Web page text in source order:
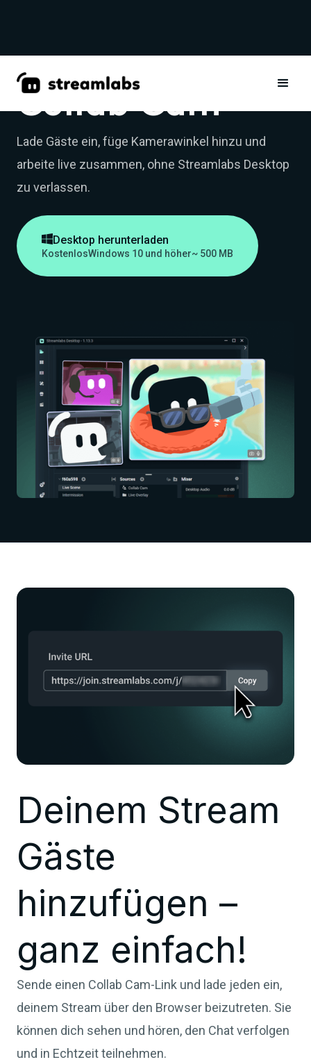
Collab Cam
Lade Gäste ein, füge Kamerawinkel hinzu und
arbeite live zusammen, ohne Streamlabs Desktop
zu verlassen.
Desktop herunterladen
KostenlosWindows 10 und höher~ 500 MB
Deinem Stream
Gäste
hinzufügen –
ganz einfach!
Sende einen Collab Cam-Link und lade jeden ein,
deinem Stream über den Browser beizutreten. Sie
können dich sehen und hören, den Chat verfolgen
und in Echtzeit teilnehmen.